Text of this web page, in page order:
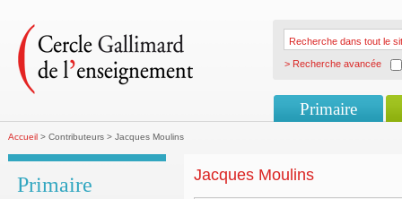
> Recherche avancée
Primaire
Accueil > Contributeurs > Jacques Moulins
Primaire Jacques Moulins